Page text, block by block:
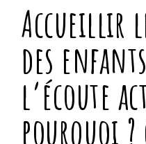
Accueillir
des
l’écoute
pourquoi